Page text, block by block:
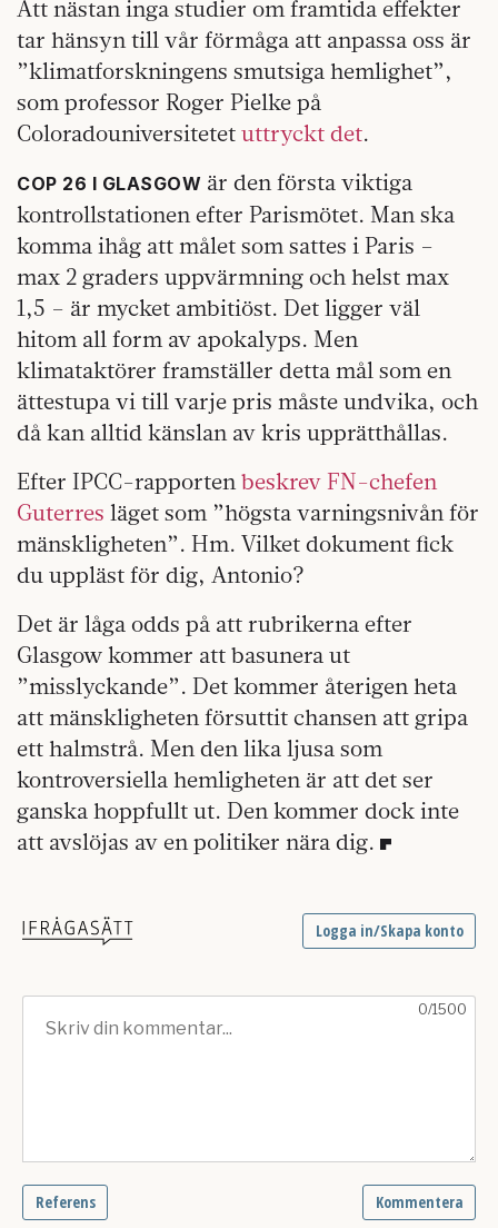
Att nästan inga studier om framtida effekter
tar hänsyn till vår förmåga att anpassa oss är
”klimatforskningens smutsiga hemlighet”,
som professor Roger Pielke på
Coloradouniversitetet uttryckt det.
COP 26 I GLASGOW är den första viktiga
kontrollstationen efter Parismötet. Man ska
komma ihåg att målet som sattes i Paris –
max 2 graders uppvärmning och helst max
1,5 – är mycket ambitiöst. Det ligger väl
hitom all form av apokalyps. Men
klimataktörer framställer detta mål som en
ättestupa vi till varje pris måste undvika, och
då kan alltid känslan av kris upprätthållas.
Efter IPCC-rapportenbeskrev FN-chefen
Guterres läget som ”högsta varningsnivån för
mänskligheten”. Hm. Vilket dokument fick
du uppläst för dig, Antonio?
Det är låga odds på att rubrikerna efter
Glasgow kommer att basunera ut
”misslyckande”. Det kommer återigen heta
att mänskligheten försuttit chansen att gripa
ett halmstrå. Men den lika ljusa som
kontroversiella hemligheten är att det ser
ganska hoppfullt ut. Den kommer dock inte
att avslöjas av en politiker nära dig.